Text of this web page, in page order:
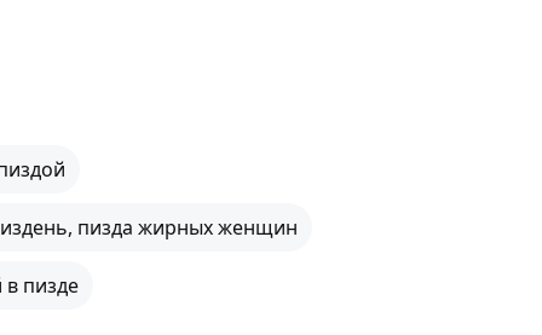
пизда жирных женщин
в пизде